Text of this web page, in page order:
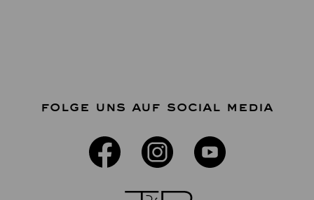
FOLGE UNS AUF SOCIAL MEDIA